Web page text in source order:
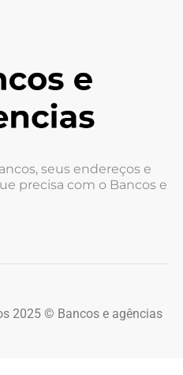
seus endereços e
precisa com o Bancos e
2025 © Bancos e agências